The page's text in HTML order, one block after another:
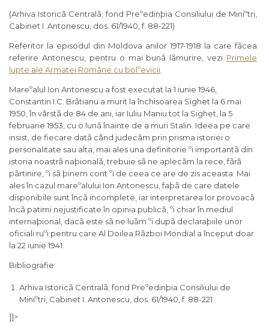
(Arhiva Istoricã Centralã; fond Preºedinþia Consiliului de Miniºtri,
Cabinet I. Antonescu, dos. 61/1940, f. 88-221)
Referitor la episodul din Moldova anilor 1917-1918 la care fãcea
referire Antonescu, pentru o mai bunã lãmurire, vezi Primele
lupte ale Armatei Române cu bolºevicii
Mareºalul Ion Antonescu a fost executat la 1 iunie 1946,
Constantin I.C. Brãtianu a murit la închisoarea Sighet la 6 mai
1950, în vârstã de 84 de ani, iar Iuliu Maniu tot la Sighet, la 5
februarie 1953, cu o lunã înainte de a muri Stalin. Ideea pe care
insist, de fiecare datã când judecãm prin prisma istoriei o
personalitate sau alta, mai ales una definitorie ºi importantã din
istoria noastrã naþionalã, trebuie sã ne aplecãm la rece, fãrã
pãrtinire, ºi sã þinem cont ºi de ceea ce are de zis aceasta. Mai
ales în cazul mareºalului Ion Antonescu, faþã de care datele
disponibile sunt încã incomplete, iar interpretarea lor provoacã
încã patimi nejustificate în opinia publicã, ºi chiar în mediul
internaþional, dacã este sã ne luãm ºi dupã declaraþiile unor
oficiali ruºi pentru care Al Doilea Rãzboi Mondial a început doar
la 22 iunie 1941.
Bibliografie:
Arhiva Istoricã Centralã; fond Preºedinþia Consiliului de
Miniºtri, Cabinet I. Antonescu, dos. 61/1940, f. 88-221
]]>